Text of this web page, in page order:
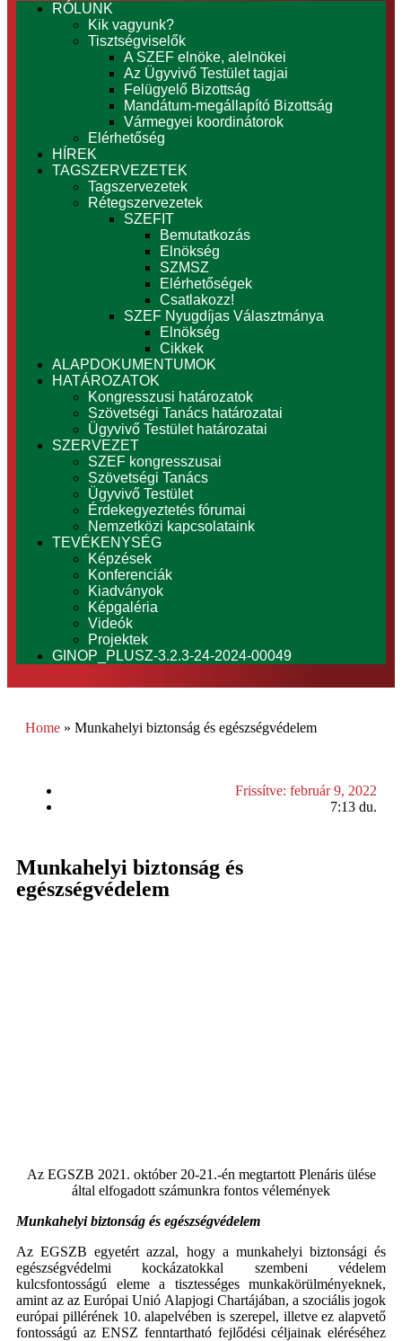
RÓLUNK
Kik vagyunk?
Tisztségviselők
A SZEF elnöke, alelnökei
Az Ügyvivő Testület tagjai
Felügyelő Bizottság
Mandátum-megállapító Bizottság
Vármegyei koordinátorok
Elérhetőség
HÍREK
TAGSZERVEZETEK
Tagszervezetek
Rétegszervezetek
SZEFIT
Bemutatkozás
Elnökség
SZMSZ
Elérhetőségek
Csatlakozz!
SZEF Nyugdíjas Választmánya
Elnökség
Cikkek
ALAPDOKUMENTUMOK
HATÁROZATOK
Kongresszusi határozatok
Szövetségi Tanács határozatai
Ügyvivő Testület határozatai
SZERVEZET
SZEF kongresszusai
Szövetségi Tanács
Ügyvivő Testület
Érdekegyeztetés fórumai
Nemzetközi kapcsolataink
TEVÉKENYSÉG
Képzések
Konferenciák
Kiadványok
Képgaléria
Videók
Projektek
GINOP_PLUSZ-3.2.3-24-2024-00049
Home » Munkahelyi biztonság és egészségvédelem
Frissítve: február 9, 2022
7:13 du.
Munkahelyi biztonság és
egészségvédelem
Az EGSZB 2021. október 20-21.-én megtartott Plenáris ülése
által elfogadott számunkra fontos vélemények
Munkahelyi biztonság és egészségvédelem
Az EGSZB egyetért azzal, hogy a munkahelyi biztonsági és
egészségvédelmi kockázatokkal szembeni védelem
kulcsfontosságú eleme a tisztességes munkakörülményeknek,
amint az az Európai Unió Alapjogi Chartájában, a szociális jogok
európai pillérének 10. alapelvében is szerepel, illetve ez alapvető
fontosságú az ENSZ fenntartható fejlődési céljainak eléréséhez